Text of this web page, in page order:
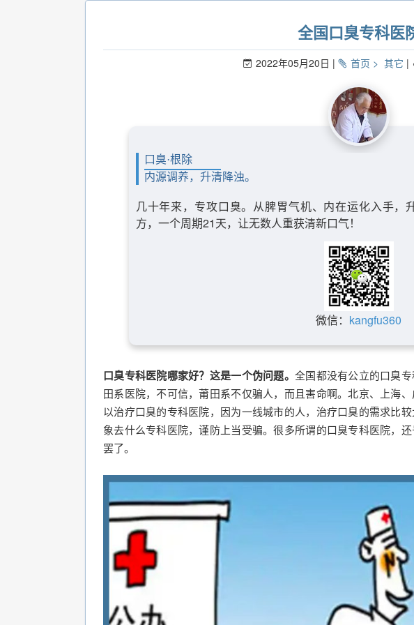
全国口臭专科医
2022年05月20日 首页 其它
口臭·根除
内源调养，升清降浊。
几十年来，专攻口臭。从脾胃气机、内在运化入手，
方，一个周期21天，让无数人重获清新口气！
微信： kangfu360
口臭专科医院哪家好？这是一个伪问题。 全国都没有公立的口臭
田系医院，不可信，莆田系不仅骗人，而且害命啊。北京、上海
以治疗口臭的专科医院，因为一线城市的人，治疗口臭的需求比
象去什么专科医院，谨防上当受骗。很多所谓的口臭专科医院，
罢了。